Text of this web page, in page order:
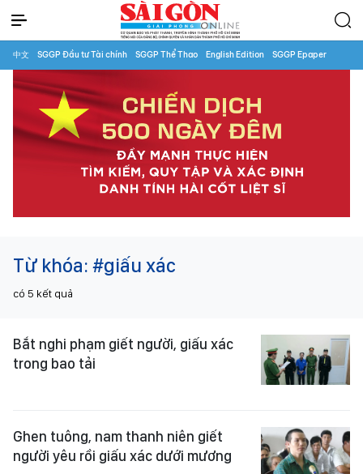
中文 SGGP Đầu tư Tài chính SGGP Thể Thao English Edition SGGP Epaper
Từ khóa: #giấu xác
có 5 kết quả
Bắt nghi phạm giết người, giấu xác
trong bao tải
Ghen tuông, nam thanh niên giết
người yêu rồi giấu xác dưới mương